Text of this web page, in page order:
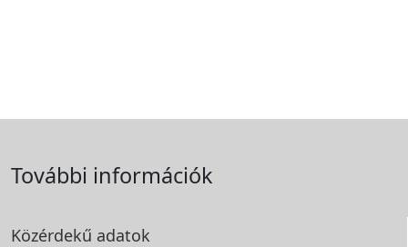
További információk
Közérdekű adatok